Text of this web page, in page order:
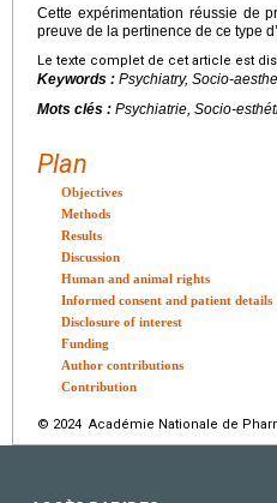
Cette expérimentation réussie de
preuve de la pertinence de ce type
Le texte complet de cet article est
Keywords : Psychiatry, Socio-
Mots clés : Psychiatrie, Socio-
Plan
Objectives
Methods
Results
Discussion
Human and animal rights
Informed consent and patient details
Disclosure of interest
Funding
Author contributions
Contribution
© 2024 Académie Nationale de